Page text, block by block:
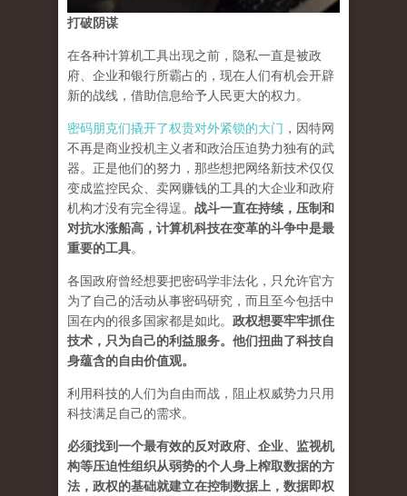
打破阴谋
在各种计算机工具出现之前，隐私一直是被政
府、企业和银行所霸占的，现在人们有机会开辟
新的战线，借助信息给予人民更大的权力。
密码朋克们撬开了权贵对外紧锁的大门 ，因特网
不再是商业投机主义者和政治压迫势力独有的武
器。正是他们的努力，那些想把网络新技术仅仅
变成监控民众、卖网赚钱的工具的大企业和政府
机构才没有完全得逞。 战斗一直在持续，压制和
对抗水涨船高，计算机科技在变革的斗争中是最
重要的工具。
各国政府曾经想要把密码学非法化，只允许官方
为了自己的活动从事密码研究，而且至今包括中
国在内的很多国家都是如此。 政权想要牢牢抓住
技术，只为自己的利益服务。他们扭曲了科技自
身蕴含的自由价值观。
利用科技的人们为自由而战，阻止权威势力只用
科技满足自己的需求。
必须找到一个最有效的反对政府、企业、监视机
构等压迫性组织从弱势的个人身上榨取数据的方
法，政权的基础就建立在控制数据上，数据即权